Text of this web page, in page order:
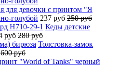
для девочки с принтом "Я
голубой 237 руб 250 руб
Кеды детские
руб 280 руб
Толстовка-замок
600 руб